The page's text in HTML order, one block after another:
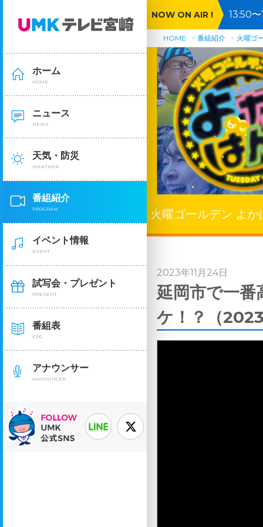
ホーム
HOME
ニュース
NEWS
天気・防災
WEATHER
番組紹介
PROGRAM
イベント情報
EVENT
試写会・プレゼント
PRESENT
番組表
EPG
アナウンサー
ANNOUNCER
NOW ON AIR !
13:50
が横
HOME 番組紹介 火曜ゴ
火曜ゴールデン よ
2023年11月24日
延岡市で一
ケ！？（